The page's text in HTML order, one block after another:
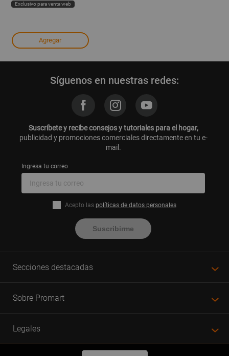
Exclusivo para venta web
Agregar
Síguenos en nuestras redes:
Suscríbete y recibe consejos y tutoriales para el hogar,
publicidad y promociones comerciales directamente en tu e-
mail.
Ingresa tu correo
Acepto las políticas de datos personales
Suscribirme
Secciones destacadas
Sobre Promart
Legales